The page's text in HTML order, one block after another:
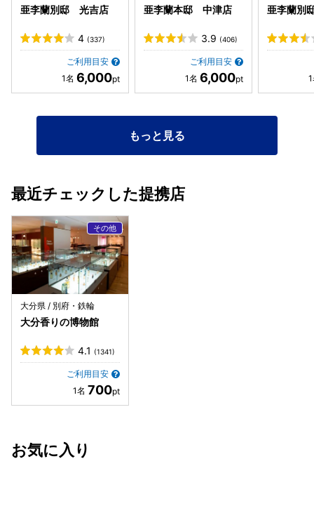
亜李蘭別邸 光吉店
4 (337)
ご利用目安
6,000
亜李蘭本邸 中津店
3.9 (406)
ご利用目安
6,000
亜李蘭別
もっと見る
最近チェックした提携店
大分県 / 別府・鉄輪
大分香りの博物館
4.1 (1341)
ご利用目安
700
お気に入り